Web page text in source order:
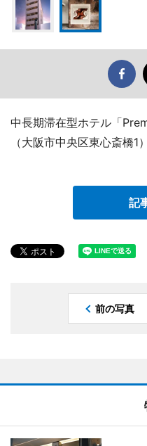
中長期滞在型ホテル「
（大阪市中央区東心斎橋1
記
前の写真